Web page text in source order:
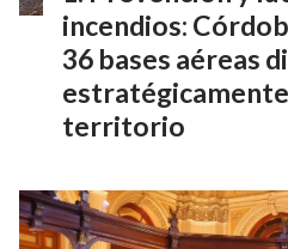
incendios:
36 bases aéreas
territorio